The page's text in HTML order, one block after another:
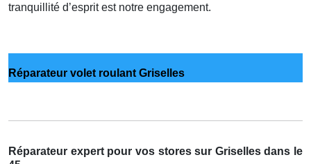
tranquillité d’esprit est notre engagement.
Réparateur volet roulant Griselles
Réparateur expert pour vos stores sur Griselles dans le